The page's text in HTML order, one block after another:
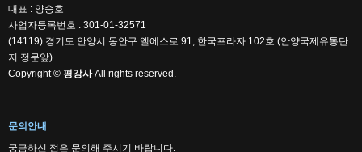
대표 : 양승호
사업자등록번호 : 301-01-32571
(14119) 경기도 안양시 동안구 엘에스로 91, 한국프라자 102호 (안양국제유통단
지 정문앞)
Copyright © 평강사All rights reserved.
문의안내
궁금하신 점은 문의해 주시기 바랍니다.